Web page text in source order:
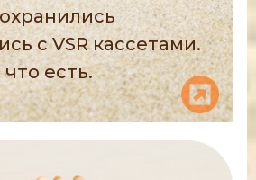
с VSR кассетами.
есть.
#razdel2